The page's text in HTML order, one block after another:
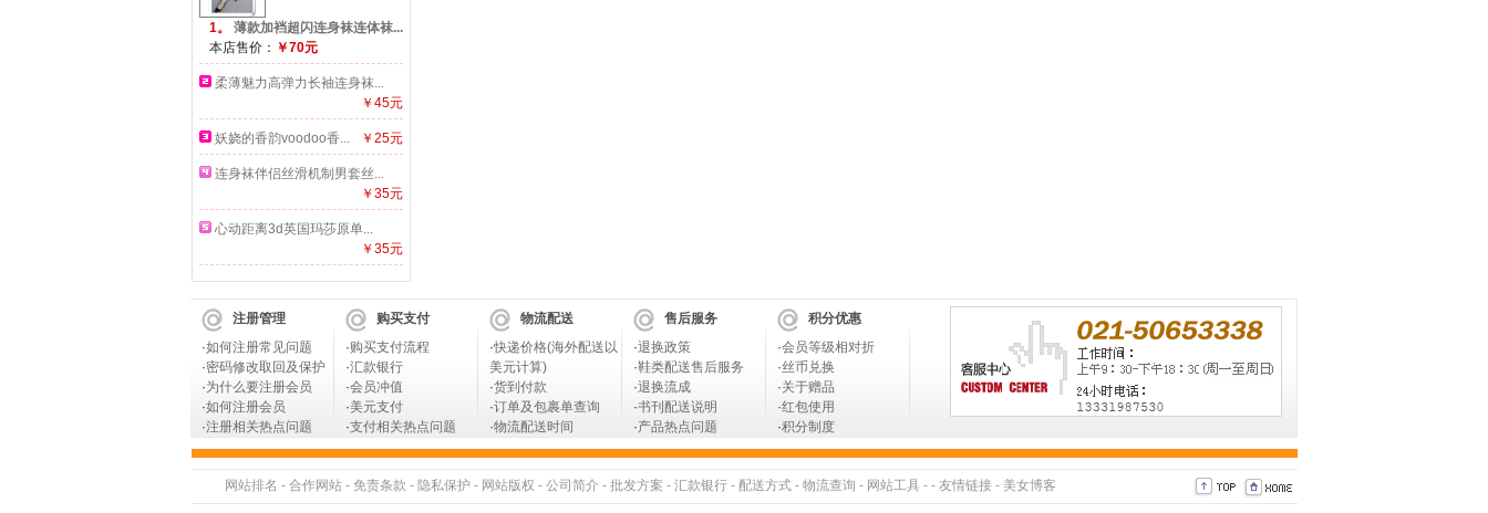
1。
薄款加裆超闪连身袜连体袜...
本店售价： ￥70元
柔薄魅力高弹力长袖连身袜...
￥45元
妖娆的香韵voodoo香... ￥25元
连身袜伴侣丝滑机制男套丝...
￥35元
心动距离3d英国玛莎原单...
￥35元
注册管理
·如何注册常见问题
·密码修改取回及保护
·为什么要注册会员
·如何注册会员
·注册相关热点问题
购买支付
·购买支付流程
·汇款银行
·会员冲值
·美元支付
·支付相关热点问题
物流配送
·快递价格(海外配送以
美元计算)
·货到付款
·订单及包裹单查询
·物流配送时间
售后服务
·退换政策
·鞋类配送售后服务
·退换流成
·书刊配送说明
·产品热点问题
积分优惠
·会员等级相对折
·丝币兑换
·关于赠品
·红包使用
·积分制度
网站排名 - 合作网站- 免责条款 - 隐私保护 - 网站版权 - 公司简介 - 批发方案 - 汇款银行- 配送方式- 物流查询 - 网站工具 - - 友情链接- 美女博客